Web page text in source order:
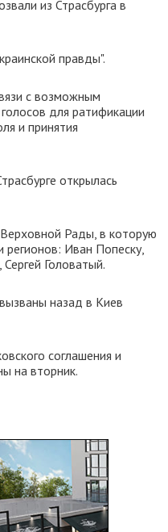
из Страсбурга в
правды".
с возможным
для ратификации
и принятия
открылась
Рады, в которую
Иван Попеску,
Головатый.
назад в Киев
соглашения и
на вторник.